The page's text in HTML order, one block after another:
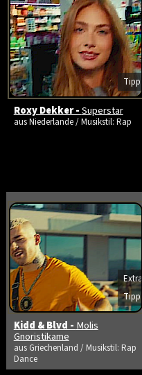
➔
neue Vids ansehen
Tipp
Roxy Dekker -Superstar
aus Niederlande / Musikstil: Rap
Extra
Tipp
Kidd & Blvd - Molis
Gnoristikame
aus Griechenland / Musikstil: Rap
Dance